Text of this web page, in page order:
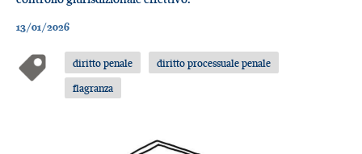
13/01/2026
diritto penale
diritto processuale penale
flagranza